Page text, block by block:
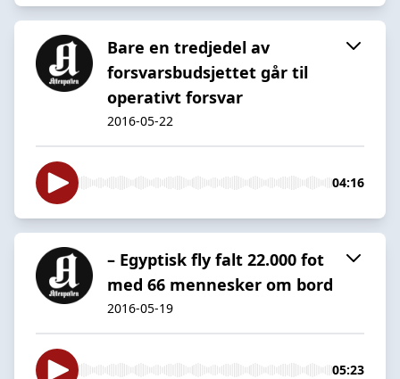
Bare en tredjedel av
forsvarsbudsjettet går til
operativt forsvar
2016-05-22
04:16
– Egyptisk fly falt 22.000 fot
med 66 mennesker om bord
2016-05-19
05:23